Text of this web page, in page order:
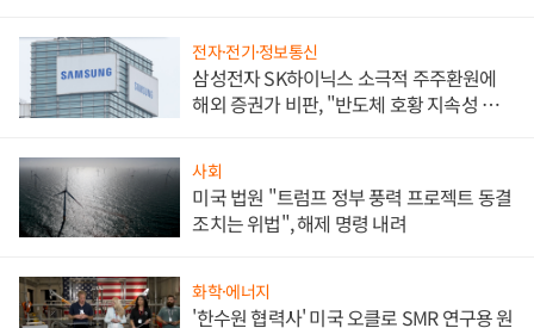
전자·전기·정보통신
삼성전자 SK하이닉스 소극적 주주환원에
해외 증권가 비판, "반도체 호황 지속성 의
사회
미국 법원 "트럼프 정부 풍력 프로젝트 동결
조치는 위법", 해제 명령 내려
화학·에너지
'한수원 협력사' 미국 오클로 SMR 연구용 원